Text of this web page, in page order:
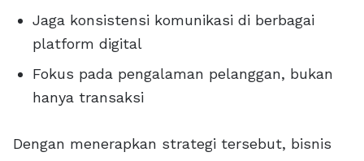
Jaga konsistensi komunikasi di berbagai
platform digital
Fokus pada pengalaman pelanggan, bukan
hanya transaksi
Dengan menerapkan strategi tersebut, bisnis